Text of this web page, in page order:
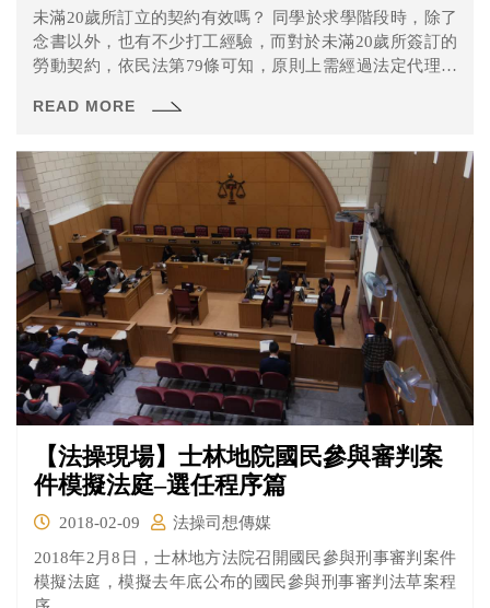
未滿20歲所訂立的契約有效嗎？ 同學於求學階段時，除了
念書以外，也有不少打工經驗，而對於未滿20歲所簽訂的
勞動契約，依民法第79條可知，原則上需經過法定代理人
法定代理人不承認時，該契約不生效力，而法定代理人不
對方，而用信函的方式，若往後需要舉證時也比較方便。
READ MORE
【法操現場】士林地院國民參與審判案
件模擬法庭–選任程序篇
2018-02-09
法操司想傳媒
2018年2月8日，士林地方法院召開國民參與刑事審判案件
模擬法庭，模擬去年底公布的國民參與刑事審判法草案程